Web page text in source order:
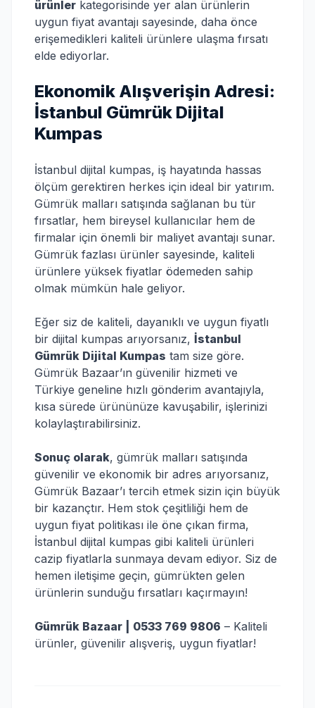
ürünler kategorisinde yer alan ürünlerin
uygun fiyat avantajı sayesinde, daha önce
erişemedikleri kaliteli ürünlere ulaşma fırsatı
elde ediyorlar.
Ekonomik Alışverişin Adresi:
İstanbul Gümrük Dijital
Kumpas
İstanbul dijital kumpas, iş hayatında hassas
ölçüm gerektiren herkes için ideal bir yatırım.
Gümrük malları satışında sağlanan bu tür
fırsatlar, hem bireysel kullanıcılar hem de
firmalar için önemli bir maliyet avantajı sunar.
Gümrük fazlası ürünler sayesinde, kaliteli
ürünlere yüksek fiyatlar ödemeden sahip
olmak mümkün hale geliyor.
Eğer siz de kaliteli, dayanıklı ve uygun fiyatlı
bir dijital kumpas arıyorsanız, İstanbul
Gümrük Dijital Kumpas tam size göre.
Gümrük Bazaar’ın güvenilir hizmeti ve
Türkiye geneline hızlı gönderim avantajıyla,
kısa sürede ürününüze kavuşabilir, işlerinizi
kolaylaştırabilirsiniz.
Sonuç olarak, gümrük malları satışında
güvenilir ve ekonomik bir adres arıyorsanız,
Gümrük Bazaar’ı tercih etmek sizin için büyük
bir kazançtır. Hem stok çeşitliliği hem de
uygun fiyat politikası ile öne çıkan firma,
İstanbul dijital kumpas gibi kaliteli ürünleri
cazip fiyatlarla sunmaya devam ediyor. Siz de
hemen iletişime geçin, gümrükten gelen
ürünlerin sunduğu fırsatları kaçırmayın!
Gümrük Bazaar | 0533 769 9806 – Kaliteli
ürünler, güvenilir alışveriş, uygun fiyatlar!